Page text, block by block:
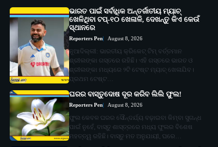
ଭାରତ ପାଇଁ ସର୍ବାଧିକ ଅନ୍ତର୍ଜାତୀୟ ମ୍ୟାଚ୍
ଖେଳିଥିବା ଟପ୍-୧୦ ଖେଳାଳି, ଦେଖନ୍ତୁ କିଏ କେଉଁ
ସ୍ଥାନରେ
Reporters Pen August 8, 2026
ନୂଆଦିଲ୍ଲୀ: ଭାରତୀୟ କ୍ରିକେଟ୍ ଟିମ୍ ବର୍ତ୍ତମାନ
ଶ୍ରୀଲଙ୍କା ଗସ୍ତରେ ରହିଛି। ଏହି ଗସ୍ତରେ ଭାରତ ଓ
ଶ୍ରୀଲଙ୍କା ମଧ୍ୟରେ ୨ଟି ଟେଷ୍ଟ ମ୍ୟାଚ୍ ଖେଳାଯିବ।
ପ୍ରଥମ ଟେଷ୍ଟ…
ଘରର ବାସ୍ତୁଦୋଷ ଦୂର କରିବ ଲିଲି ଫୁଲ!
Reporters Pen August 8, 2026
ଫୁଲ କେବଳ ଘରର ସୌନ୍ଦର୍ଯ୍ୟ ବଢ଼ାଇବା କିମ୍ବା ସୁଗନ୍ଧ
ପାଇଁ ନୁହେଁ, ବାସ୍ତୁ ଶାସ୍ତ୍ରରେ ମଧ୍ୟ ଫୁଲର ବିଶେଷ
ମହତ୍ତ୍ୱ ରହିଛି। ବାସ୍ତୁ ମତ ଅନୁଯାୟୀ, ଘରେ…